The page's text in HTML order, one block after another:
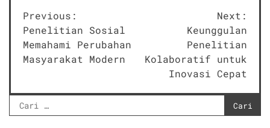
Navigasi
pos
Previous:
Penelitian Sosial
Memahami Perubahan
Masyarakat Modern
Next:
Keunggulan
Penelitian
Kolaboratif untuk
Inovasi Cepat
Cari
untuk: